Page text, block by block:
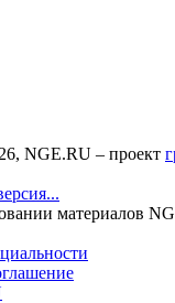
NGE.RU – проект
материалов